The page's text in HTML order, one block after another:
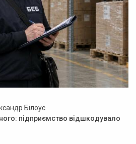
Білоус
підприємство відшкодувало